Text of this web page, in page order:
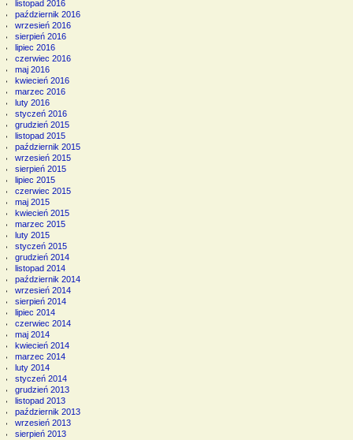
listopad 2016
październik 2016
wrzesień 2016
sierpień 2016
lipiec 2016
czerwiec 2016
maj 2016
kwiecień 2016
marzec 2016
luty 2016
styczeń 2016
grudzień 2015
listopad 2015
październik 2015
wrzesień 2015
sierpień 2015
lipiec 2015
czerwiec 2015
maj 2015
kwiecień 2015
marzec 2015
luty 2015
styczeń 2015
grudzień 2014
listopad 2014
październik 2014
wrzesień 2014
sierpień 2014
lipiec 2014
czerwiec 2014
maj 2014
kwiecień 2014
marzec 2014
luty 2014
styczeń 2014
grudzień 2013
listopad 2013
październik 2013
wrzesień 2013
sierpień 2013